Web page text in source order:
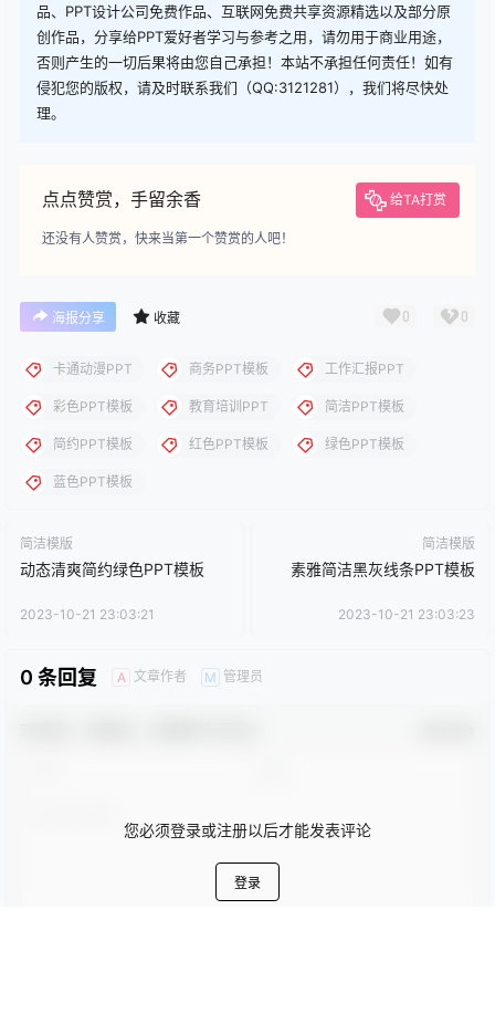
品、PPT设计公司免费作品、互联网免费共享资源精选以及部分原
创作品，分享给PPT爱好者学习与参考之用，请勿用于商业用途，
否则产生的一切后果将由您自己承担！本站不承担任何责任！如有
侵犯您的版权，请及时联系我们（QQ:3121281），我们将尽快处
理。
点点赞赏，手留余香 给TA打赏
还没有人赞赏，快来当第一个赞赏的人吧！
海报分享 收藏 0 0
卡通动漫PPT 商务PPT模板 工作汇报PPT
彩色PPT模板 教育培训PPT 简洁PPT模板
简约PPT模板 红色PPT模板 绿色PPT模板
蓝色PPT模板
简洁模版
动态清爽简约绿色PPT模板
2023-10-21 23:03:21
简洁模版
素雅简洁黑灰线条PPT模板
2023-10-21 23:03:23
0 条回复 A 文章作者 M 管理员
您必须登录或注册以后才能发表评论
登录